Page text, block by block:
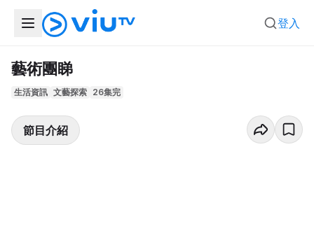
登入
藝術團睇
生活資訊 文藝探索 26集完
節目介紹